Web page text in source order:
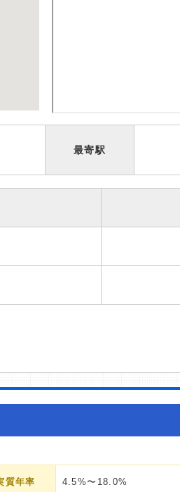
最寄駅
質年率 4.5%〜18.0%